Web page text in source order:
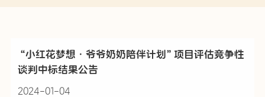
“小红花梦想·爷爷奶奶陪伴计划”项目评估竞争性
谈判中标结果公告
2024-01-04